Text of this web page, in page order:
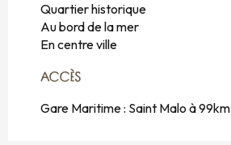
Quartier historique
Au bord de la mer
En centre ville
ACCÈS
ACCÈS
Gare Maritime : Saint Malo à 99km